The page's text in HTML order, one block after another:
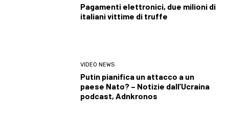
Pagamenti elettronici, due milioni di
italiani vittime di truffe
VIDEO NEWS
Putin pianifica un attacco a un
paese Nato? – Notizie dall’Ucraina
podcast, Adnkronos